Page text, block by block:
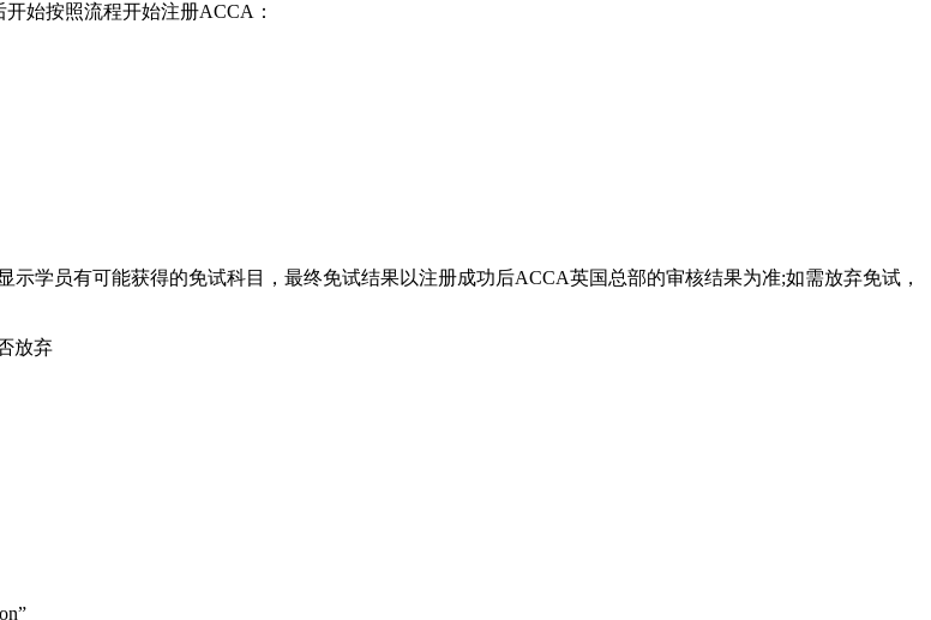
始按照流程开始注册ACCA：
学员有可能获得的免试科目，最终免试结果以注册成功后ACCA英国总部的审核结果为准;如需放弃免试，
放弃